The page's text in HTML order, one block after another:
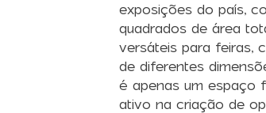
exposições do país,
quadrados de área
versáteis para feiras,
de diferentes
é apenas um espaço
ativo na criação de